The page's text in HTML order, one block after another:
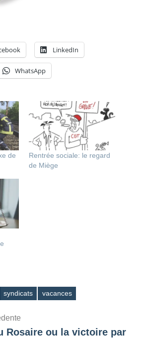
LinkedIn
WhatsApp
de
Rentrée sociale: le regard
de Miège
syndicats vacances
Rosaire ou la victoire par